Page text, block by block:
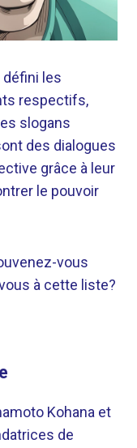
les
respectifs,
slogans
des dialogues
grâce à leur
le pouvoir
vous
à cette liste?
Kohana et
de